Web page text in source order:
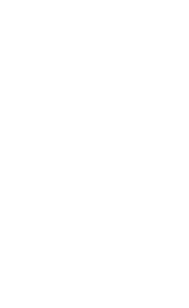
Sie